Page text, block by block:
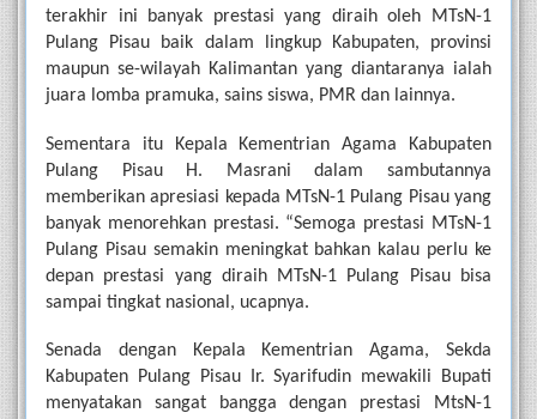
terakhir ini banyak prestasi yang diraih oleh MTsN-1
Pulang Pisau baik dalam lingkup Kabupaten, provinsi
maupun se-wilayah Kalimantan yang diantaranya ialah
juara lomba pramuka, sains siswa, PMR dan lainnya.
Sementara itu Kepala Kementrian Agama Kabupaten
Pulang Pisau H. Masrani dalam sambutannya
memberikan apresiasi kepada MTsN-1 Pulang Pisau yang
banyak menorehkan prestasi. “Semoga prestasi MTsN-1
Pulang Pisau semakin meningkat bahkan kalau perlu ke
depan prestasi yang diraih MTsN-1 Pulang Pisau bisa
sampai tingkat nasional, ucapnya.
Senada dengan Kepala Kementrian Agama, Sekda
Kabupaten Pulang Pisau Ir. Syarifudin mewakili Bupati
menyatakan sangat bangga dengan prestasi MtsN-1